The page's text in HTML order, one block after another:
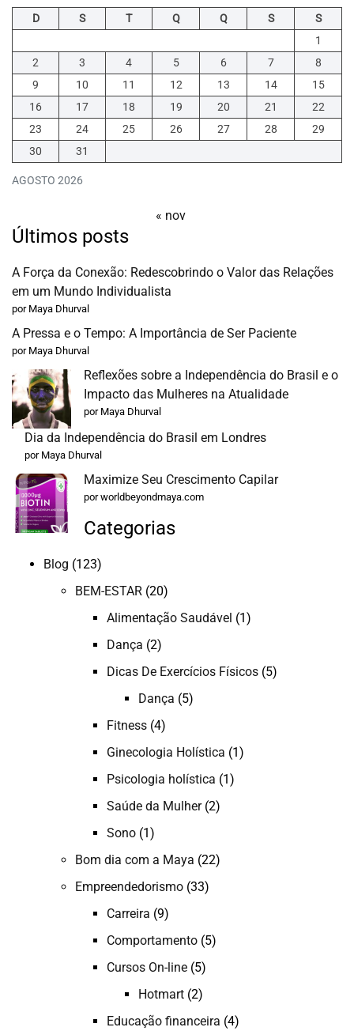
AGOSTO 2026
D S T Q Q S
S
1
2
3 4 5 6 7
8
9
10 11 12 13 14
15
16
17 18 19 20 21
22
23
24 25 26 27 28
29
30
31
« nov
Últimos posts
A Força da Conexão: Redescobrindo o Valor das Relações
em um Mundo Individualista
por Maya Dhurval
A Pressa e o Tempo: A Importância de Ser Paciente
por Maya Dhurval
Reflexões sobre a Independência do Brasil e o
Impacto das Mulheres na Atualidade
por Maya Dhurval
Dia da Independência do Brasil em Londres
por Maya Dhurval
Maximize Seu Crescimento Capilar
por worldbeyondmaya.com
Categorias
Blog (123)
BEM-ESTAR (20)
Alimentação Saudável (1)
Dança (2)
Dicas De Exercícios Físicos (5)
Dança (5)
Fitness (4)
Ginecologia Holística (1)
Psicologia holística (1)
Saúde da Mulher(2)
Sono (1)
Bom dia com a Maya (22)
Empreendedorismo (33)
Carreira (9)
Comportamento (5)
Cursos On-line (5)
Hotmart (2)
Educação financeira (4)